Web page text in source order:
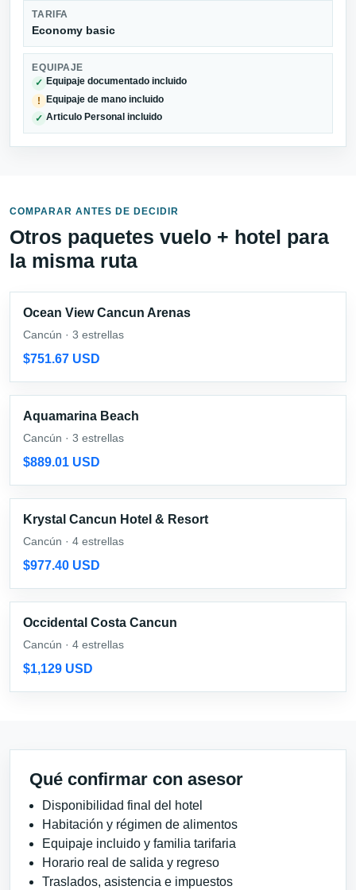
TARIFA
Economy basic
EQUIPAJE
✓ Equipaje documentado incluido
! Equipaje de mano incluido
✓ Articulo Personal incluido
COMPARAR ANTES DE DECIDIR
Otros paquetes vuelo + hotel para
la misma ruta
Ocean View Cancun Arenas
Cancún · 3 estrellas
$751.67 USD
Aquamarina Beach
Cancún · 3 estrellas
$889.01 USD
Krystal Cancun Hotel & Resort
Cancún · 4 estrellas
$977.40 USD
Occidental Costa Cancun
Cancún · 4 estrellas
$1,129 USD
Qué confirmar con asesor
Disponibilidad final del hotel
Habitación y régimen de alimentos
Equipaje incluido y familia tarifaria
Horario real de salida y regreso
Traslados, asistencia e impuestos